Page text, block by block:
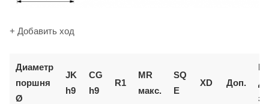
+ Добавить ход
Диаметр
поршня
Ø
JK
h9
CG
h9
R1
MR
макс.
SQ
E
XD Доп.